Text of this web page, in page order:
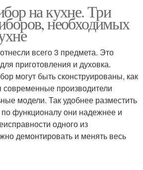
на кухне. Три
необходимых
всего 3 предмета. Это
приготовления и духовка.
могут быть сконструированы, как
производители
модели. Так удобнее разместить
по функционалу они надежнее и
одного из
демонтировать и менять весь